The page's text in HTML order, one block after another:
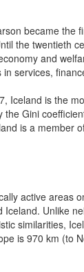
became the
the twentieth
and
services,
is the
Gini
is a member
active areas
Unlike
similarities,
is 970 km (to